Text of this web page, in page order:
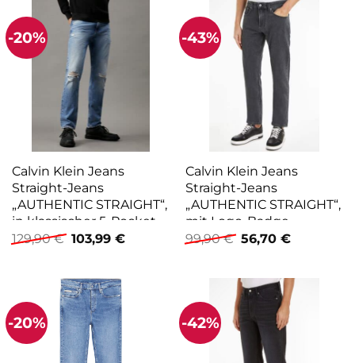
-20%
Calvin Klein Jeans
Straight-Jeans
„AUTHENTIC STRAIGHT“,
in klassischer 5-Pocket-
Form
129,90€ Ursprünglicher
Preis
129,90 €
103,99 €Aktueller
-43%
Calvin Klein Jeans
Straight-Jeans
„AUTHENTIC STRAIGHT“,
mit Logo-Badge
99,90€ Ursprünglicher
Preis
99,90 €
56,70 €Aktueller
56,70 €.
-20% -42%